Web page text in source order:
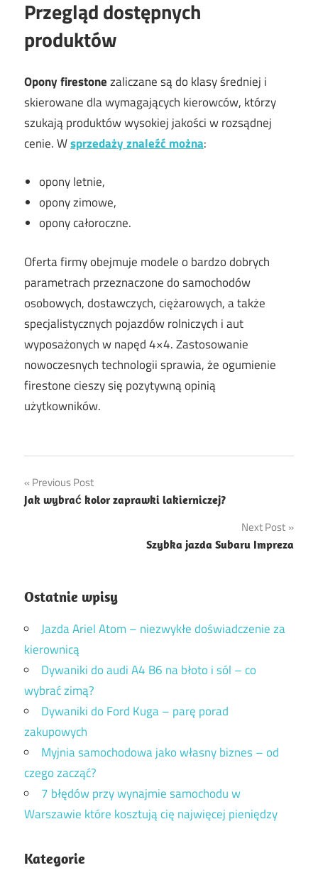
Przegląd dostępnych
produktów
Opony firestonezaliczane są do klasy średniej i
skierowane dla wymagających kierowców, którzy
szukają produktów wysokiej jakości w rozsądnej
cenie. Wsprzedaży znaleźć można:
opony letnie,
opony zimowe,
opony całoroczne.
Oferta firmy obejmuje modele o bardzo dobrych
parametrach przeznaczone do samochodów
osobowych, dostawczych, ciężarowych, a także
specjalistycznych pojazdów rolniczych i aut
wyposażonych w napęd 4×4. Zastosowanie
nowoczesnych technologii sprawia, że ogumienie
firestone cieszy się pozytywną opinią
użytkowników.
Nawigacja
wpisu
Previous Post
Jak wybrać kolor zaprawki lakierniczej?
Next Post
Szybka jazda Subaru Impreza
Ostatnie wpisy
Jazda Ariel Atom – niezwykłe doświadczenie za
kierownicą
Dywaniki do audi A4 B6 na błoto i sól – co
wybrać zimą?
Dywaniki do Ford Kuga – parę porad
zakupowych
Myjnia samochodowa jako własny biznes – od
czego zacząć?
7 błędów przy wynajmie samochodu w
Warszawie które kosztują cię najwięcej pieniędzy
Kategorie